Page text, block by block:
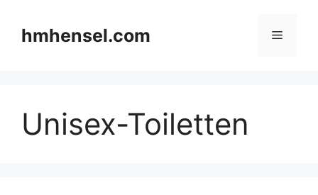
Inhalt
springen
hmhensel.com Menü
Unisex-Toiletten